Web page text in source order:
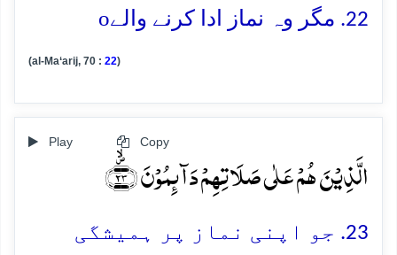
22. مگر وہ نماز ادا کرنے والے o
(al-Ma‘arij, 70 : 22)
Play Copy
الَّذِیۡنَ ہُمۡ عَلٰی صَلَاتِہِمۡ دَآئِمُوۡنَ ﴿۪ۙ۲۳﴾
23. جو اپنی نماز پر ہمیشگی